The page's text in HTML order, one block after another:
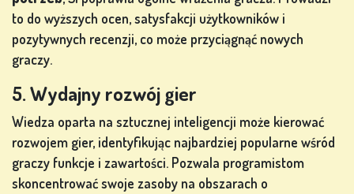
to do wyższych ocen, satysfakcji użytkowników i
pozytywnych recenzji, co może przyciągnąć nowych
graczy.
5. Wydajny rozwój gier
Wiedza oparta na sztucznej inteligencji może kierować
rozwojem gier, identyfikując najbardziej popularne wśród
graczy funkcje i zawartości. Pozwala programistom
skoncentrować swoje zasoby na obszarach o